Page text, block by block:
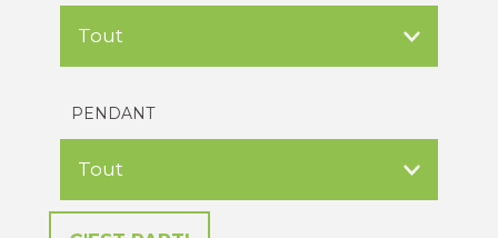
PENDANT